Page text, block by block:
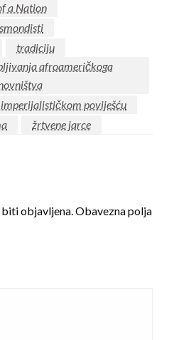
a Nation
tradiciju
afroameričkoga
poviješću
žrtvene jarce
biti objavljena.Obavezna polja